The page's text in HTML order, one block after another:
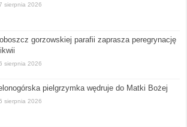
sierpnia 2026
gorzowskiej parafii zaprasza peregrynację
sierpnia 2026
pielgrzymka wędruje do Matki Bożej
sierpnia 2026